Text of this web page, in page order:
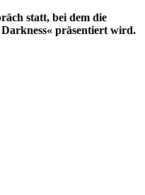
statt, bei dem die
präsentiert wird.